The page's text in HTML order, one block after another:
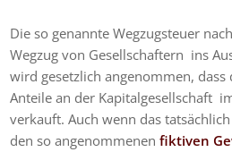
Die so genannte Wegzugsteuer
Wegzug von Gesellschaftern ins
wird gesetzlich angenommen, dass
Anteile an der Kapitalgesellschaft
verkauft. Auch wenn das
den so angenommenenfiktiven